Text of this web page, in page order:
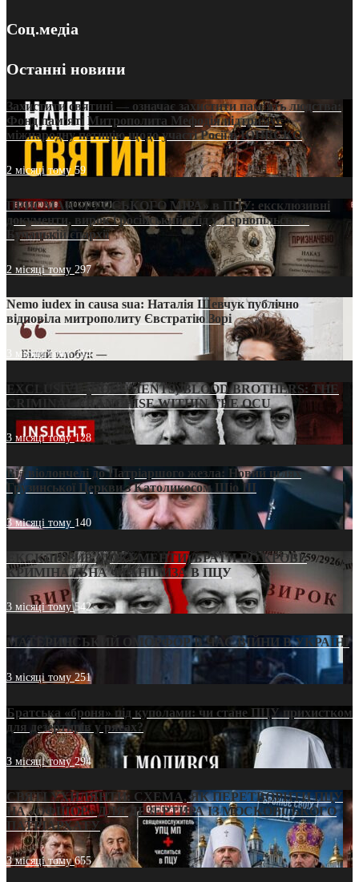
Соц.медіа
Останні новини
Захистити святині — означає захистити пам’ять людства:
Фонд пам’яті Митрополита Мефодія підтримує
міжнародну петицію щодо участі Росії в ЮНЕСКО
2 місяці тому59
ПРИСМАК «РУССЬКОГО МІРА» в ПЦУ: ексклюзивні
документи, вирок і російський слід у Тернопільсько-
Бучацькій єпархії
2 місяці тому 297
Nemo iudex in causa sua: Наталія Шевчук публічно
відповіла митрополиту Євстратію Зорі
3 місяці тому214
EXCLUSIVE (DOCUMENTS)/BLOOD BROTHERS: THE
CRIMINAL FRANCHISE WITHIN THE OCU
3 місяці тому128
Від віолончелі до Патріаршого жезла: Новий шлях
Грузинської Церкви з Католикосом Шіо III
3 місяці тому 140
ЕКСКЛЮЗИВ (ДОКУМЕНТИ)/БРАТИ ПО КРОВІ:
КРИМІНАЛЬНА ФРАНШИЗА В ПЦУ
3 місяці тому542
МАТЕРИНСЬКИЙ ОМОРФОР В ЧАС ВІЙНИ В УКРАЇНІ
3 місяці тому251
Братська «броня» під куполами: чи стане ПЦУ прихистком
для дезертирів у рясах?
3 місяці тому294
СВЯТІ УХИЛЯНТИ: СХЕМА, ЯК ПЕРЕТВОРИТИ ПЦУ
НА «ОФШОР» ДЛЯ ДЕЗЕРТИРА ІЗ МОСКОВСЬКОГО
ПАТРІАРХАТУ
3 місяці тому655